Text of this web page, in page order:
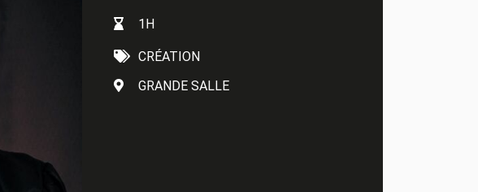
1H
CRÉATION
GRANDE SALLE